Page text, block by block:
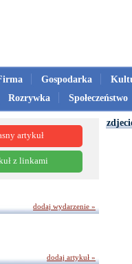
Gospodarka
Rozrywka Społeczeństwo
artykuł
z linkami
dodaj wydarzenie »
dodaj artykuł »